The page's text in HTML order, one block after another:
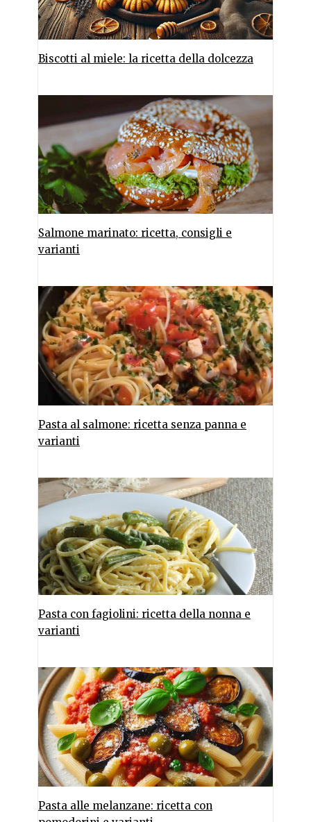
Biscotti al miele: la ricetta della dolcezza
Salmone marinato: ricetta, consigli e
varianti
Pasta al salmone: ricetta senza panna e
varianti
Pasta con fagiolini: ricetta della nonna e
varianti
Pasta alle melanzane: ricetta con